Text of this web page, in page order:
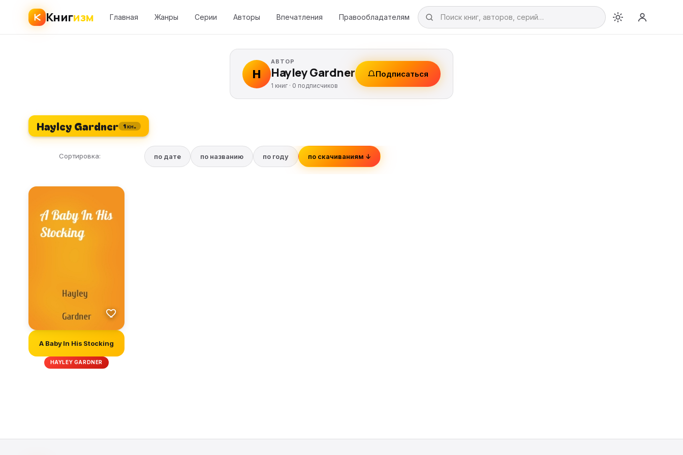
Книгизм Главная Жанры Серии Авторы Впечатления Правообладателям
H
АВТОР
Hayley Gardner
1 книг · 0 подписчиков
Подписаться
Hayley Gardner 1 кн.
Сортировка: по дате по названию по году по скачиваниям ↓
A Baby In His Stocking
HAYLEY GARDNER